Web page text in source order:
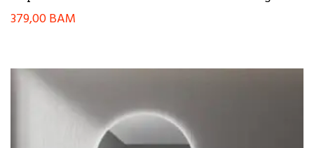
379,00BAM